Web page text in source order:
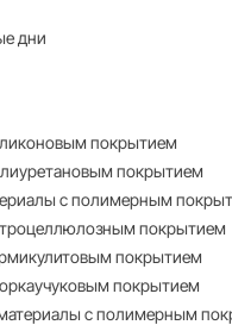
покрытием
покрытием
с полимерным
покрытием
покрытием
покрытием
с полимерным
дни